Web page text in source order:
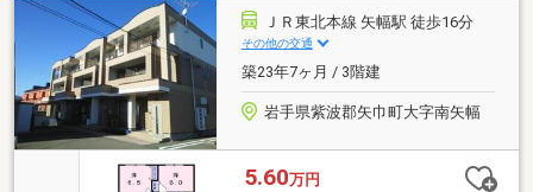
ＪＲ東北本線 矢幅駅 徒歩16分
その他の交通
築23年7ヶ月 / 3階建
岩手県紫波郡矢巾町大字南矢幅
5.60万円